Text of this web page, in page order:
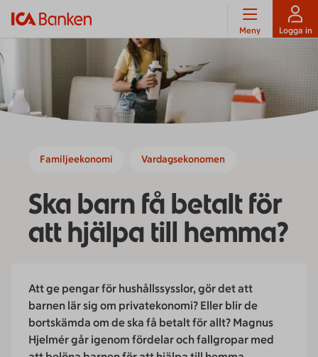
Meny Logga in
Familjeekonomi Vardagsekonomen
Ska barn få betalt för
att hjälpa till hemma?
Att ge pengar för hushållssysslor, gör det att
barnen lär sig om privatekonomi? Eller blir de
bortskämda om de ska få betalt för allt? Magnus
Hjelmér går igenom fördelar och fallgropar med